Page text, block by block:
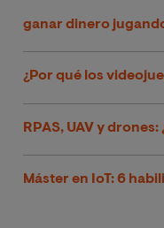
ganar dinero
¿Por qué los
RPAS, UAV y
Máster en IoT: 6